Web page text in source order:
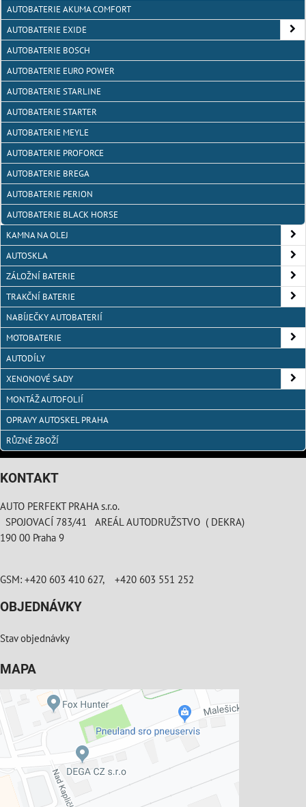
AUTOBATERIE AKUMA COMFORT
AUTOBATERIE EXIDE
AUTOBATERIE BOSCH
AUTOBATERIE EURO POWER
AUTOBATERIE STARLINE
AUTOBATERIE STARTER
AUTOBATERIE MEYLE
AUTOBATERIE PROFORCE
AUTOBATERIE BREGA
AUTOBATERIE PERION
AUTOBATERIE BLACK HORSE
KAMNA NA OLEJ
AUTOSKLA
ZÁLOŽNÍ BATERIE
TRAKČNÍ BATERIE
NABÍJEČKY AUTOBATERIÍ
MOTOBATERIE
AUTODÍLY
XENONOVÉ SADY
MONTÁŽ AUTOFOLIÍ
OPRAVY AUTOSKEL PRAHA
RŮZNÉ ZBOŽÍ
KONTAKT
AUTO PERFEKT PRAHA s.r.o.
SPOJOVACÍ 783/41 AREÁL AUTODRUŽSTVO ( DEKRA)
190 00 Praha 9
GSM: +420 603 410 627, +420 603 551 252
OBJEDNÁVKY
Stav objednávky
MAPA